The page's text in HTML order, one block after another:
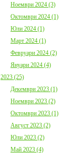
Ноември 2024 (3)
Октомври 2024 (1)
Юли 2024 (1)
Март 2024 (1)
Февруари 2024 (2)
Януари 2024 (4)
2023 (25)
Декември 2023 (1)
Ноември 2023 (2)
Октомври 2023 (1)
Август 2023 (2)
Юли 2023 (2)
Май 2023 (4)